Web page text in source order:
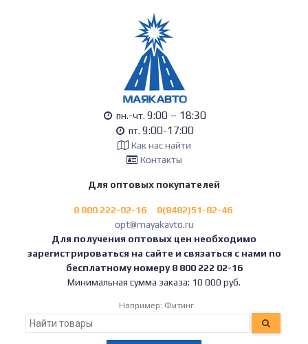
пн.-чт. 9:00 – 18:30
пт. 9:00-17:00
Как нас найти
Контакты
Для оптовых покупателей
8 800 222-02-16
8(8482)51-82-46
opt@mayakavto.ru
Для получения оптовых цен необходимо
зарегистрироваться на сайте и связаться с нами по
бесплатному номеру 8 800 222 02-16
Минимальная сумма заказа: 10 000 руб.
Например: Фитинг